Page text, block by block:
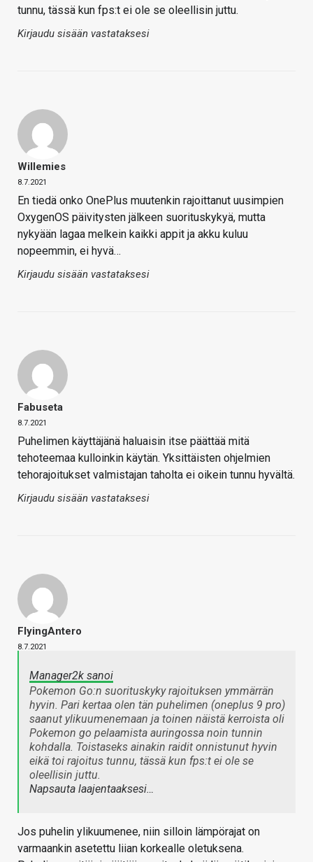
tunnu, tässä kun fps:t ei ole se oleellisin juttu.
Kirjaudu sisään vastataksesi
Willemies
8.7.2021
En tiedä onko OnePlus muutenkin rajoittanut uusimpien
OxygenOS päivitysten jälkeen suorituskykyä, mutta
nykyään lagaa melkein kaikki appit ja akku kuluu
nopeemmin, ei hyvä…
Kirjaudu sisään vastataksesi
Fabuseta
8.7.2021
Puhelimen käyttäjänä haluaisin itse päättää mitä
tehoteemaa kulloinkin käytän. Yksittäisten ohjelmien
tehorajoitukset valmistajan taholta ei oikein tunnu hyvältä.
Kirjaudu sisään vastataksesi
FlyingAntero
8.7.2021
Manager2k sanoi
Pokemon Go:n suorituskyky rajoituksen ymmärrän
hyvin. Pari kertaa olen tän puhelimen (oneplus 9 pro)
saanut ylikuumenemaan ja toinen näistä kerroista oli
Pokemon go pelaamista auringossa noin tunnin
kohdalla. Toistaseks ainakin raidit onnistunut hyvin
eikä toi rajoitus tunnu, tässä kun fps:t ei ole se
oleellisin juttu.
Napsauta laajentaaksesi…
Jos puhelin ylikuumenee, niin silloin lämpörajat on
varmaankin asetettu liian korkealle oletuksena.